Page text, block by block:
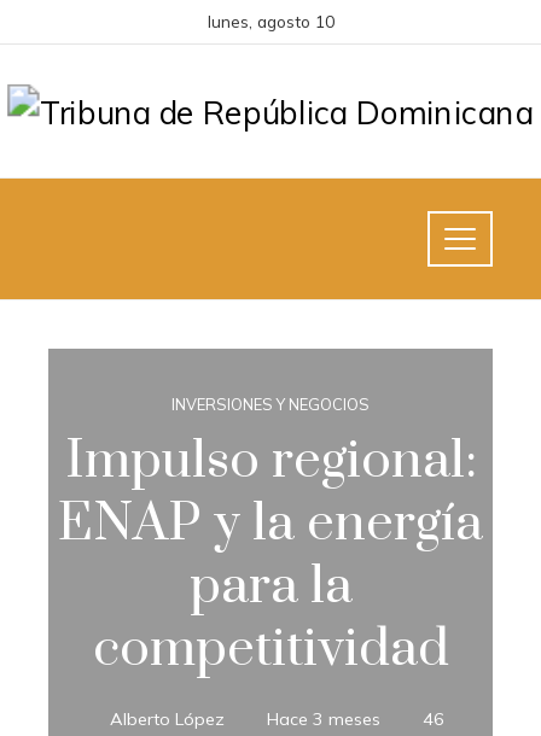
lunes, agosto 10
INVERSIONES Y NEGOCIOS
Impulso regional:
ENAP y la energía
para la
competitividad
Alberto López Hace 3 meses 46